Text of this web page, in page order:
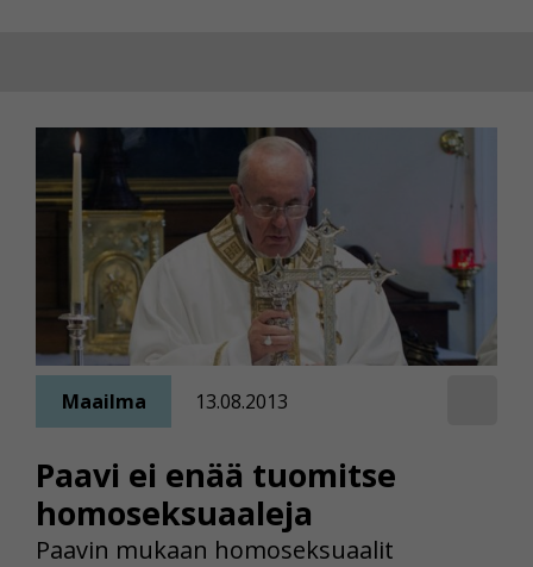
Paavi ei enää tuomitse
homoseksuaaleja
Maailma 13.08.2013
Paavin mukaan homoseksuaalit